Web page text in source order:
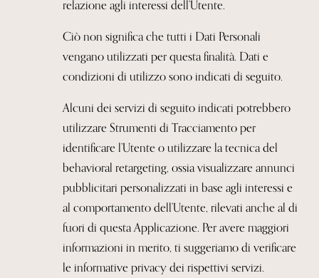
relazioneagli interessi dell’Utente.
Ciò non significa che tutti i Dati Personali
vengano utilizzati per questa finalità. Dati e
condizioni di utilizzo sono indicati di seguito.
Alcuni dei servizi di seguito indicati potrebbero
utilizzare Strumenti di Tracciamento per
identificare l’Utente o utilizzare la tecnica del
behavioral retargeting, ossia visualizzare annunci
pubblicitari personalizzati in base agli interessi e
al comportamento dell’Utente, rilevati anche al di
fuori di questa Applicazione. Per avere maggiori
informazioni in merito, ti suggeriamo diverificare
le informative privacy dei rispettivi servizi.